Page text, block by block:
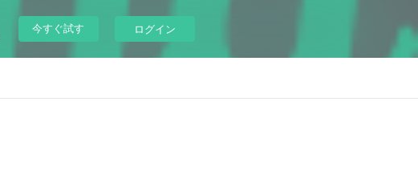
今すぐ試す ログイン